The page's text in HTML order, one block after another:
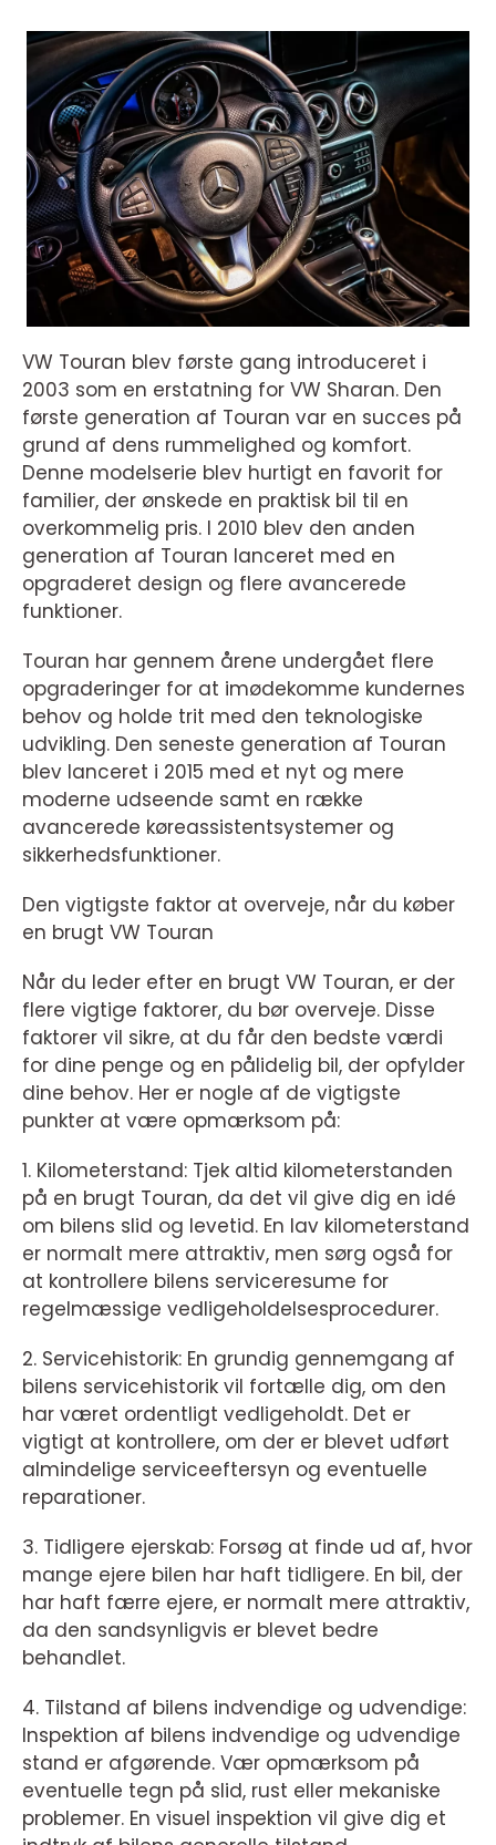
VW Touran blev første gang introduceret i
2003 som en erstatning for VW Sharan. Den
første generation af Touran var en succes på
grund af dens rummelighed og komfort.
Denne modelserie blev hurtigt en favorit for
familier, der ønskede en praktisk bil til en
overkommelig pris. I 2010 blev den anden
generation af Touran lanceret med en
opgraderet design og flere avancerede
funktioner.
Touran har gennem årene undergået flere
opgraderinger for at imødekomme kundernes
behov og holde trit med den teknologiske
udvikling. Den seneste generation af Touran
blev lanceret i 2015 med et nyt og mere
moderne udseende samt en række
avancerede køreassistentsystemer og
sikkerhedsfunktioner.
Den vigtigste faktor at overveje, når du køber
en brugt VW Touran
Når du leder efter en brugt VW Touran, er der
flere vigtige faktorer, du bør overveje. Disse
faktorer vil sikre, at du får den bedste værdi
for dine penge og en pålidelig bil, der opfylder
dine behov. Her er nogle af de vigtigste
punkter at være opmærksom på:
1. Kilometerstand: Tjek altid kilometerstanden
på en brugt Touran, da det vil give dig en idé
om bilens slid og levetid. En lav kilometerstand
er normalt mere attraktiv, men sørg også for
at kontrollere bilens serviceresume for
regelmæssige vedligeholdelsesprocedurer.
2. Servicehistorik: En grundig gennemgang af
bilens servicehistorik vil fortælle dig, om den
har været ordentligt vedligeholdt. Det er
vigtigt at kontrollere, om der er blevet udført
almindelige serviceeftersyn og eventuelle
reparationer.
3. Tidligere ejerskab: Forsøg at finde ud af, hvor
mange ejere bilen har haft tidligere. En bil, der
har haft færre ejere, er normalt mere attraktiv,
da den sandsynligvis er blevet bedre
behandlet.
4. Tilstand af bilens indvendige og udvendige:
Inspektion af bilens indvendige og udvendige
stand er afgørende. Vær opmærksom på
eventuelle tegn på slid, rust eller mekaniske
problemer. En visuel inspektion vil give dig et